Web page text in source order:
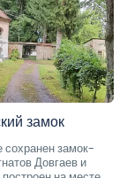
замок
сохранен замок-
Довгаев и